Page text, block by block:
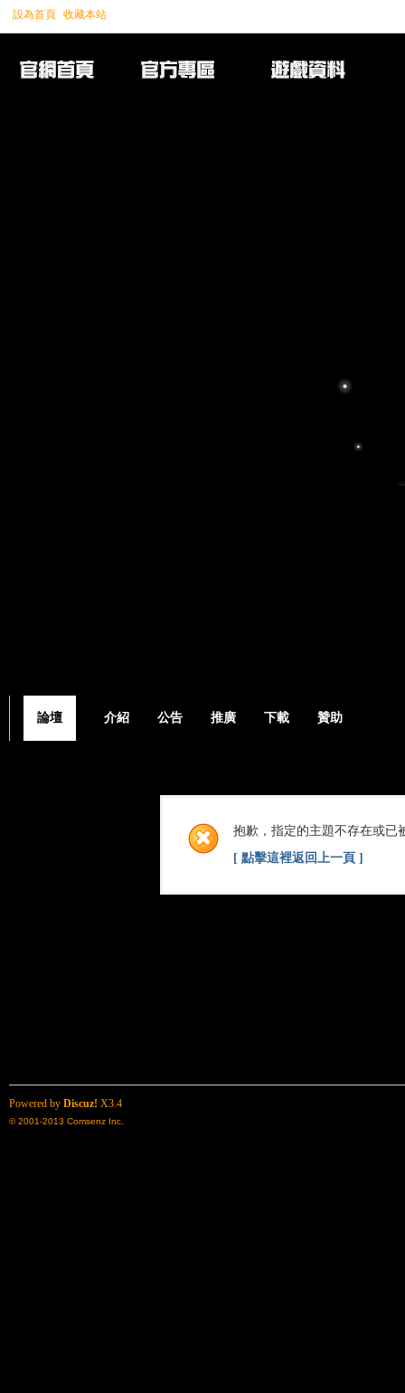
設為首頁 收藏本站
論壇 介紹 公告 推廣 下載 贊助
抱歉，指定的主題不存在或已
[ 點擊這裡返回上一頁 ]
Powered by Discuz! X3.4
© 2001-2013 Comsenz Inc.